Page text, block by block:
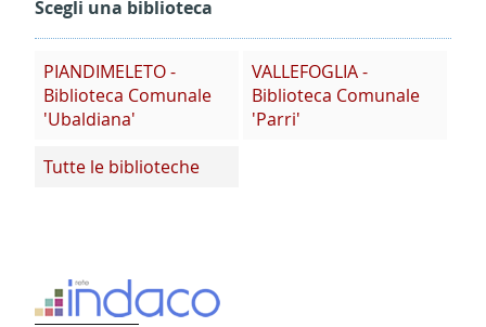
Scegli una biblioteca
PIANDIMELETO -
Biblioteca Comunale
'Ubaldiana'
VALLEFOGLIA -
Biblioteca Comunale
'Parri'
Tutte le biblioteche